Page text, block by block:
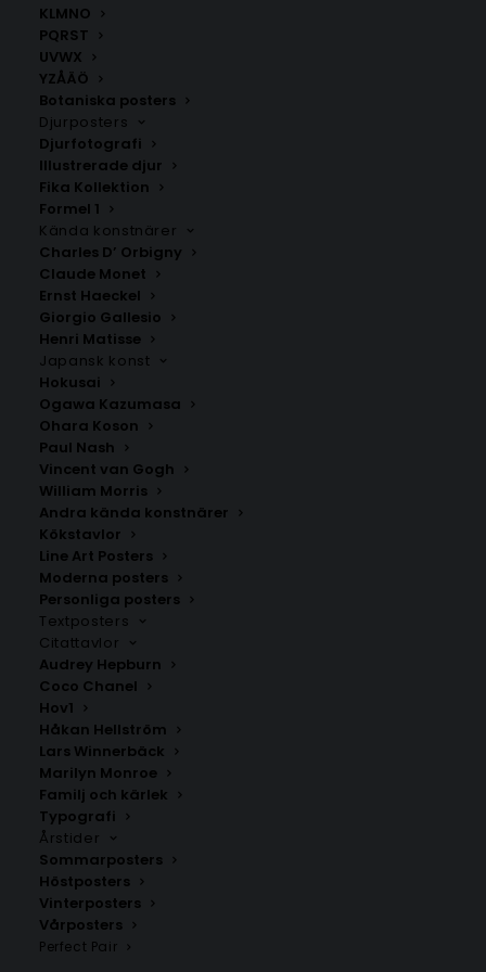
KLMNO
PQRST
UVWX
YZÅÄÖ
Botaniska posters
Djurposters
Djurfotografi
Illustrerade djur
Fika Kollektion
Formel 1
Kända konstnärer
Charles D’ Orbigny
Claude Monet
Ernst Haeckel
Giorgio Gallesio
Henri Matisse
Japansk konst
Hokusai
Ogawa Kazumasa
Ohara Koson
Paul Nash
Vincent van Gogh
William Morris
Andra kända konstnärer
Kökstavlor
Line Art Posters
Moderna posters
Personliga posters
Textposters
Citattavlor
Audrey Hepburn
Coco Chanel
Hov1
Håkan Hellström
Lars Winnerbäck
Marilyn Monroe
Familj och kärlek
Typografi
Årstider
Sommarposters
Höstposters
Vinterposters
Vårposters
Perfect Pair
30×40 cm och 21×30 cm.
Poster stad i text
Södertälje Poster
Fr.129.00kr
Fr.200.00